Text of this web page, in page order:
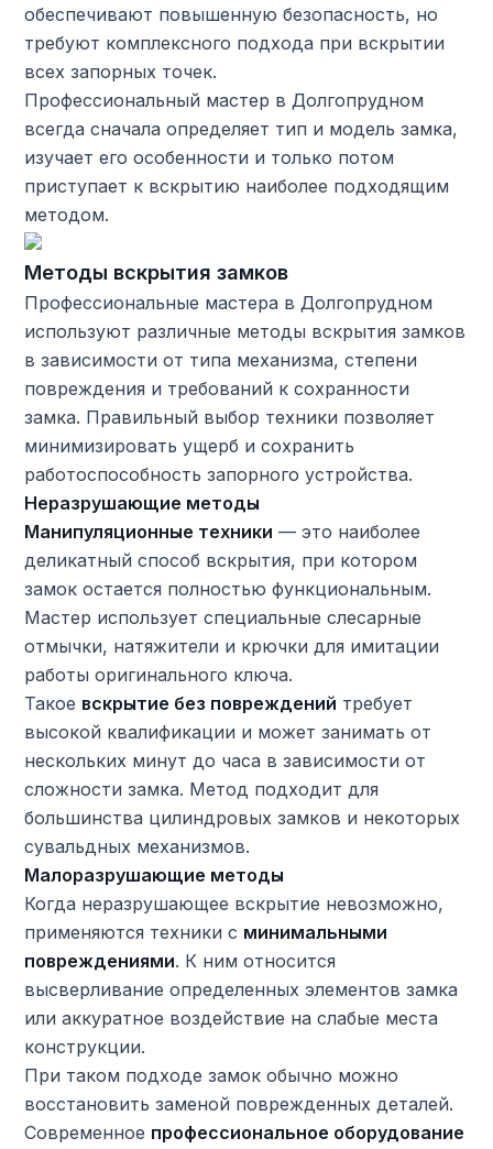
обеспечивают повышенную безопасность, но
требуют комплексного подхода при вскрытии
всех запорных точек.
Профессиональный мастер в Долгопрудном
всегда сначала определяет тип и модель замка,
изучает его особенности и только потом
приступает к вскрытию наиболее подходящим
методом.
Методы вскрытия замков
Профессиональные мастера в Долгопрудном
используют различные методы вскрытия замков
в зависимости от типа механизма, степени
повреждения и требований к сохранности
замка. Правильный выбор техники позволяет
минимизировать ущерб и сохранить
работоспособность запорного устройства.
Неразрушающие методы
Манипуляционные техники — это наиболее
деликатный способ вскрытия, при котором
замок остается полностью функциональным.
Мастер использует специальные слесарные
отмычки, натяжители и крючки для имитации
работы оригинального ключа.
Такое вскрытие без повреждений требует
высокой квалификации и может занимать от
нескольких минут до часа в зависимости от
сложности замка. Метод подходит для
большинства цилиндровых замков и некоторых
сувальдных механизмов.
Малоразрушающие методы
Когда неразрушающее вскрытие невозможно,
применяются техники с минимальными
повреждениями. К ним относится
высверливание определенных элементов замка
или аккуратное воздействие на слабые места
конструкции.
При таком подходе замок обычно можно
восстановить заменой поврежденных деталей.
Современное профессиональное оборудование